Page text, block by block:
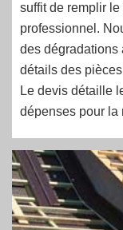
suffit de remplir
professionnel.
des dégradations
détails des
Le devis détaille
dépenses pour la